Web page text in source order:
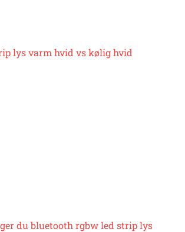
lysvarm hvid vs kølig hvid
du bluetooth rgbw led strip lys